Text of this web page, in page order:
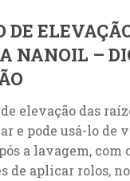
DE
NANOIL –
elevação das
e pode usá-lo de
a lavagem, com
de aplicar rolos, no